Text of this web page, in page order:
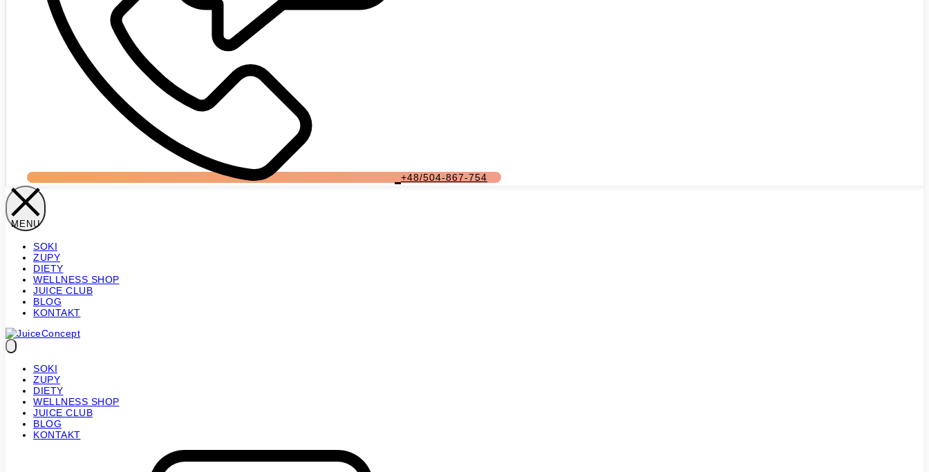
+48/504-867-754
SOKI
ZUPY
DIETY
WELLNESS SHOP
JUICE CLUB
BLOG
KONTAKT
SOKI
ZUPY
DIETY
WELLNESS SHOP
JUICE CLUB
BLOG
KONTAKT